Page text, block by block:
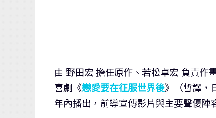
由 野田宏 擔任原作、若松卓宏 負責作
喜劇《戀愛要在征服世界後》（暫譯，
年內播出，前導宣傳影片與主要聲優陣